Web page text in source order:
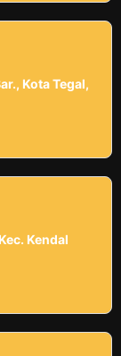
Kota Tegal,
Kendal